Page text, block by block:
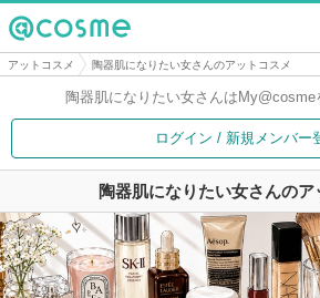
@cosme
アットコスメ 陶器肌になりたい女さんのアットコスメ
陶器肌になりたい女さんは My@cosme
ログイン / 新規メンバー
陶器肌になりたい女さんのア